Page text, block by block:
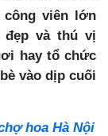
viên lớn
đẹp và thú vị
hay tổ chức
vào dịp cuối
hoa Hà Nội